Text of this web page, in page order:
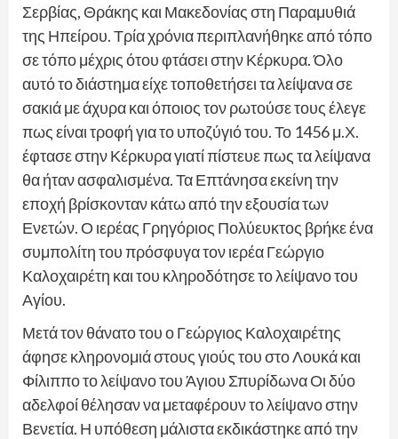
Σερβίας, Θράκης και Μακεδονίας στη Παραμυθιά
της Ηπείρου. Τρία χρόνια περιπλανήθηκε από τόπο
σε τόπο μέχρις ότου φτάσει στην Κέρκυρα. Όλο
αυτό το διάστημα είχε τοποθετήσει τα λείψανα σε
σακιά με άχυρα και όποιος τον ρωτούσε τους έλεγε
πως είναι τροφή για το υποζύγιό του. Το 1456 μ.Χ.
έφτασε στην Κέρκυρα γιατί πίστευε πως τα λείψανα
θα ήταν ασφαλισμένα. Τα Επτάνησα εκείνη την
εποχή βρίσκονταν κάτω από την εξουσία των
Ενετών. Ο ιερέας Γρηγόριος Πολύευκτος βρήκε ένα
συμπολίτη του πρόσφυγα τον ιερέα Γεώργιο
Καλοχαιρέτη και του κληροδότησε το λείψανο του
Αγίου.
Μετά τον θάνατο του ο Γεώργιος Καλοχαιρέτης
άφησε κληρονομιά στους γιούς του στο Λουκά και
Φίλιππο το λείψανο του Άγιου Σπυρίδωνα Οι δύο
αδελφοί θέλησαν να μεταφέρουν το λείψανο στην
Βενετία. Η υπόθεση μάλιστα εκδικάστηκε από την